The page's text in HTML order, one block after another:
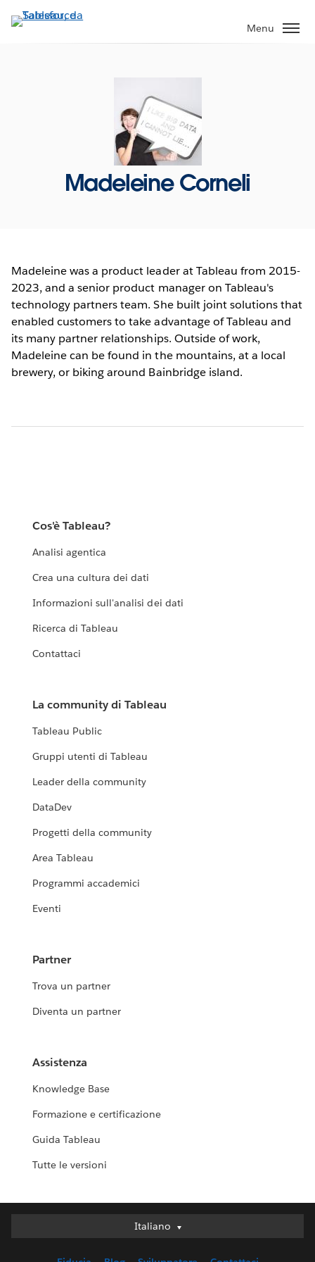
Passa
Menu
Madeleine Corneli
Madeleine was a product leader at Tableau from 2015-
2023, and a senior product manager on Tableau's
technology partners team. She built joint solutions that
enabled customers to take advantage of Tableau and
its many partner relationships. Outside of work,
Madeleine can be found in the mountains, at a local
brewery, or biking around Bainbridge island.
Cos'è Tableau?
Analisi agentica
Crea una cultura dei dati
Informazioni sull'analisi dei dati
Ricerca di Tableau
Contattaci
La community di Tableau
Tableau Public
Gruppi utenti di Tableau
Leader della community
DataDev
Progetti della community
Area Tableau
Programmi accademici
Eventi
Partner
Trova un partner
Diventa un partner
Assistenza
Knowledge Base
Formazione e certificazione
Guida Tableau
Tutte le versioni
Italiano
Italiano